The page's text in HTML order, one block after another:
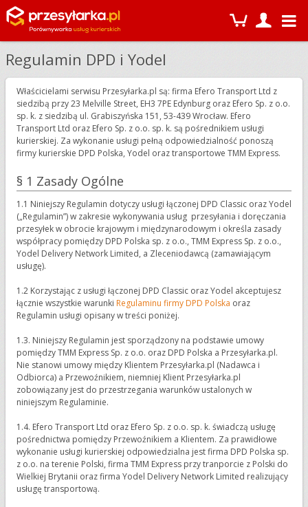
Regulamin DPD i Yodel
Właścicielami serwisu Przesyłarka.pl są: firma Efero Transport Ltd z
siedzibą przy 23 Melville Street, EH3 7PE Edynburg oraz Efero Sp. z o.o.
sp. k. z siedzibą ul. Grabiszyńska 151, 53-439 Wrocław. Efero
Transport Ltd oraz Efero Sp. z o.o. sp. k. są pośrednikiem usługi
kurierskiej. Za wykonanie usługi pełną odpowiedzialność ponoszą
firmy kurierskie DPD Polska, Yodel oraz transportowe TMM Express.
§ 1 Zasady Ogólne
1.1 Niniejszy Regulamin dotyczy usługi łączonej DPD Classic oraz Yodel
(„Regulamin”) w zakresie wykonywania usług przesyłania i doręczania
przesyłek w obrocie krajowym i międzynarodowym i określa zasady
współpracy pomiędzy DPD Polska sp. z o.o., TMM Express Sp. z o.o.,
Yodel Delivery Network Limited, a Zleceniodawcą (zamawiającym
usługę).
1.2 Korzystając z usługi łączonej DPD Classic oraz Yodel akceptujesz
łącznie wszystkie warunki Regulaminu firmy DPD Polska oraz
Regulamin usługi opisany w treści poniżej.
1.3. Niniejszy Regulamin jest sporządzony na podstawie umowy
pomiędzy TMM Express Sp. z o.o. oraz DPD Polska a Przesyłarka.pl.
Nie stanowi umowy między Klientem Przesyłarka.pl (Nadawca i
Odbiorca) a Przewoźnikiem, niemniej Klient Przesyłarka.pl
zobowiązany jest do przestrzegania warunków ustalonych w
niniejszym Regulaminie.
1.4. Efero Transport Ltd oraz Efero Sp. z o.o. sp. k. świadczą usługę
pośrednictwa pomiędzy Przewoźnikiem a Klientem. Za prawidłowe
wykonanie usługi kurierskiej odpowiedzialna jest firma DPD Polska sp.
z o.o. na terenie Polski, firma TMM Express przy tranporcie z Polski do
Wielkiej Brytanii oraz firma Yodel Delivery Network Limited realizujący
usługę transportową.